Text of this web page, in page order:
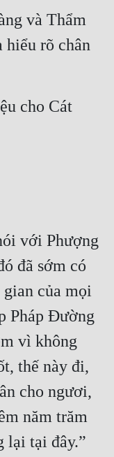
và Thẩm
hiểu rõ chân
cho Cát
với Phượng
đã sớm có
của mọi
Pháp Đường
vì không
thế này đi,
cho ngươi,
năm trăm
lại tại đây.”